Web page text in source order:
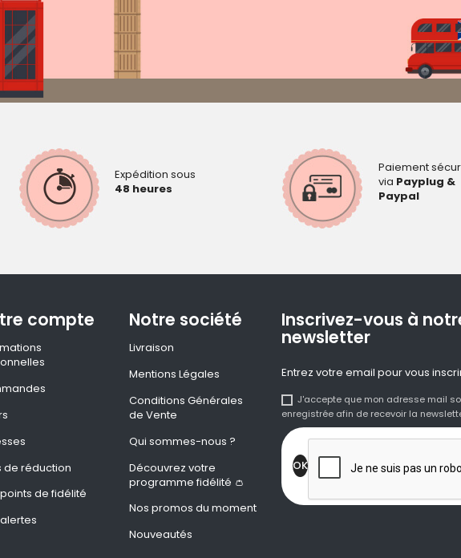
Expédition sous
48 heures
Paiement
via Payplug &
Paypal
compte
de réduction
de fidélité
Notre société
Livraison
Mentions Légales
Conditions Générales
de Vente
Qui sommes-nous ?
Découvrez votre
programme fidélité 👛
Nos promos du moment
Nouveautés
Inscrivez-vous à
newsletter
Entrez votre email pour vous
J'accepte que mon adresse mail
enregistrée afin de recevoir la